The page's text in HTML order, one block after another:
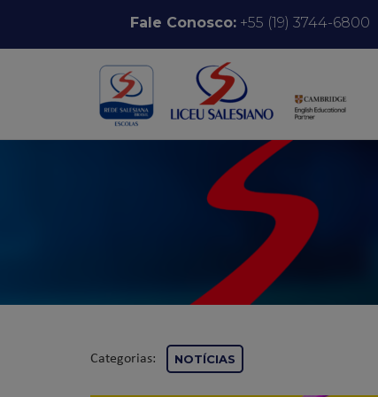
Pular para o conteúdoFale Conosco:+55 (19) 3744-6800
Categorias: NOTÍCIAS